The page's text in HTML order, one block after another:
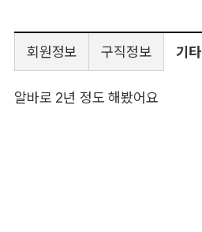
회원정보 구직정보 기타
알바로 2년 정도 해봤어요